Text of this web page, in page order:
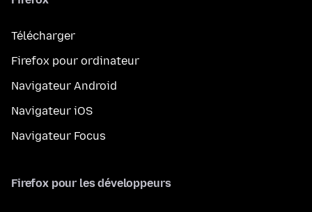
Télécharger
Firefox pour ordinateur
Navigateur Android
Navigateur iOS
Navigateur Focus
Firefox pour les développeurs